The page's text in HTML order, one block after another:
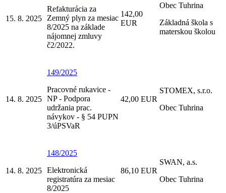
15. 8. 2025
Refakturácia za
Zemný plyn za mesiac
8/2025 na základe
nájomnej zmluvy
č2/2022.
142,00
EUR
Obec Tuhrina
Základná škola s
materskou školou
14. 8. 2025
149/2025
Pracovné rukavice -
NP - Podpora
udržania prac.
návykov - § 54 PUPN
3/úPSVaR
42,00 EUR
STOMEX, s.r.o.
Obec Tuhrina
14. 8. 2025
148/2025
Elektronická
registratúra za mesiac
8/2025
86,10 EUR
SWAN, a.s.
Obec Tuhrina